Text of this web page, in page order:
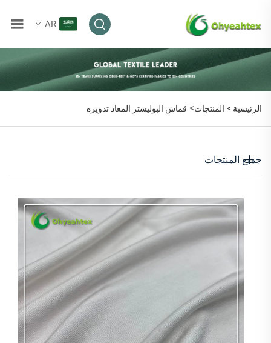
AR
الرئيسية > المنتجات> قماش البوليستر المعاد تدويره
جميع المنتجات